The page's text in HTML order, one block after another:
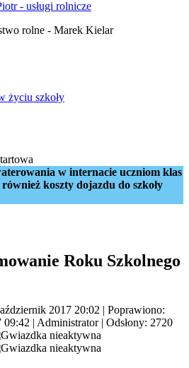
- usługi rolnicze
rolne - Marek Kielar
życiu szkoły
w internacie uczniom klas
koszty dojazdu do szkoły
Roku Szkolnego
2017 20:02 | Poprawiono:
09:42 | Administrator| Odsłony: 2720